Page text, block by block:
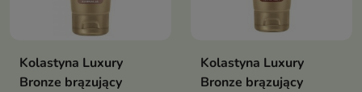
Kolastyna Luxury
Bronze brązujący
Kolastyna Luxury
Bronze brązujący